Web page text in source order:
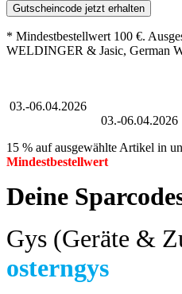
Gutscheincode jetzt erhalten
* Mindestbestellwert 100 €.
WELDINGER & Jasic, German
03.-06.04.2026
03.-06.04.2026
15 % auf ausgewählte Artikel in
Mindestbestellwert
Deine
Gys (Geräte &
osterngys